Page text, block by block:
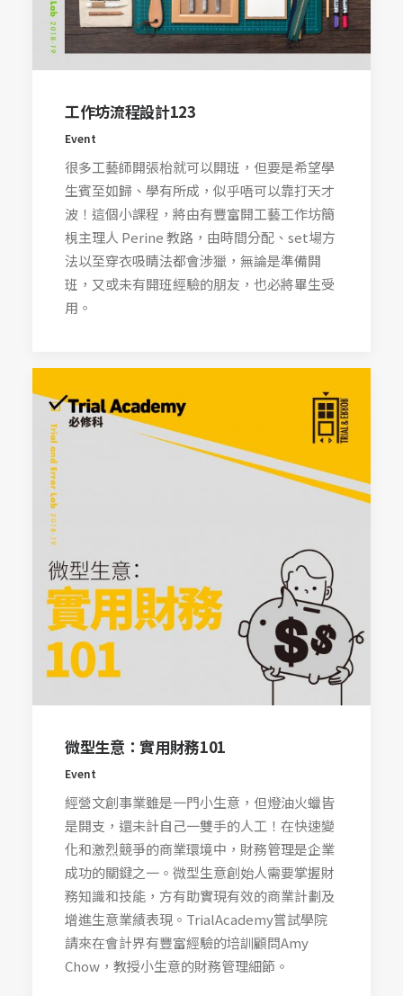
工作坊流程設計123
Event
很多工藝師開張枱就可以開班，但要是希望學
生賓至如歸、學有所成，似乎唔可以靠打天才
波！這個小課程，將由有豐富開工藝工作坊簡
梘主理人 Perine 教路，由時間分配、set場方
法以至穿衣吸睛法都會涉獵，無論是準備開
班，又或未有開班經驗的朋友，也必將畢生受
用。
微型生意：實用財務101
Event
經營文創事業雖是一門小生意，但燈油火蠟皆
是開支，還未計自己一雙手的人工！在快速變
化和激烈競爭的商業環境中，財務管理是企業
成功的關鍵之一。微型生意創始人需要掌握財
務知識和技能，方有助實現有效的商業計劃及
增進生意業績表現。TrialAcademy嘗試學院
請來在會計界有豐富經驗的培訓顧問Amy
Chow，教授小生意的財務管理細節。